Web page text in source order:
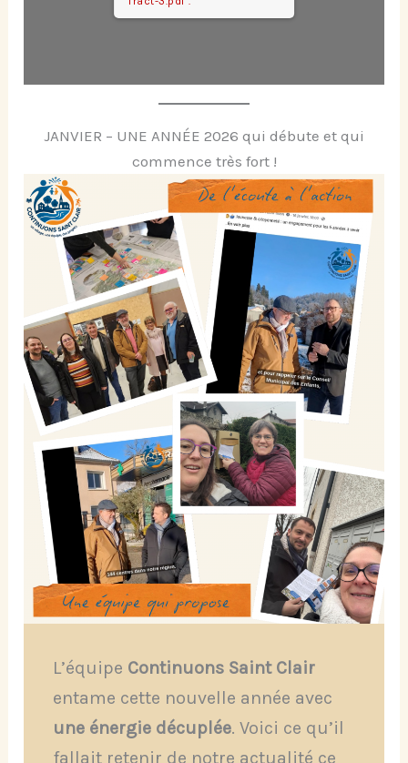
JANVIER – UNE ANNÉE 2026 qui débute et qui
commence très fort !
L’équipe Continuons Saint Clair
entame cette nouvelle année avec
une énergie décuplée. Voici ce qu’il
fallait retenir de notre actualité ce